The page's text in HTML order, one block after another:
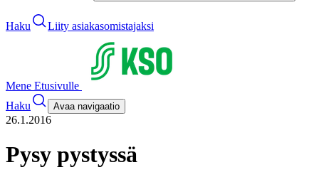
Haku Liity asiakasomistajaksi
Mene Etusivulle
Haku
Avaa navigaatio
26.1.2016
Pysy pystyssä